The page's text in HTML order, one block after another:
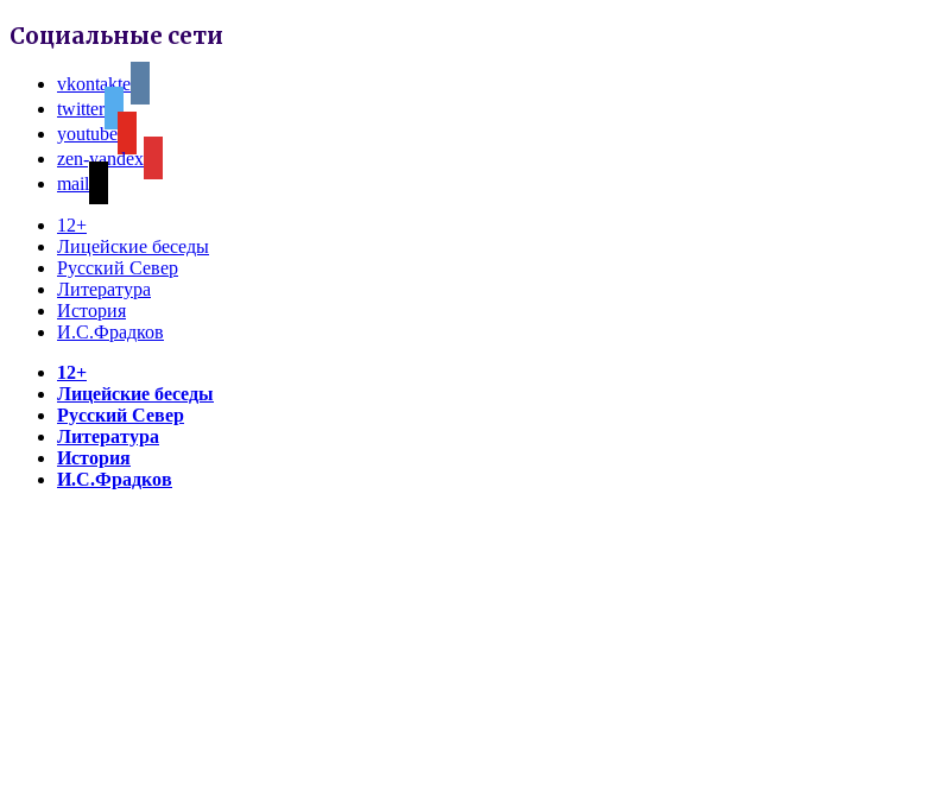
Социальные сети
vkontakte
twitter
youtube
zen-yandex
mail
12+
Лицейские беседы
Русский Север
Литература
История
И.С.Фрадков
12+
Лицейские беседы
Русский Север
Литература
История
И.С.Фрадков